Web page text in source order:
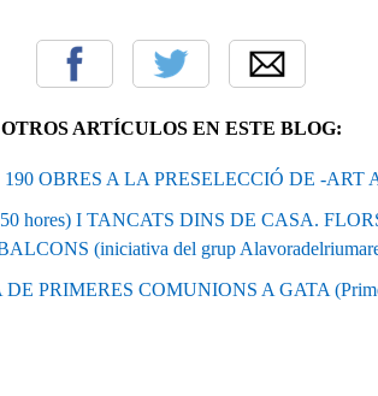
OTROS ARTÍCULOS EN ESTE BLOG:
190 OBRES A LA PRESELECCIÓ DE -ART
hores) I TANCATS DINS DE CASA.
(iniciativa del grup
PRIMERES COMUNIONS A GATA